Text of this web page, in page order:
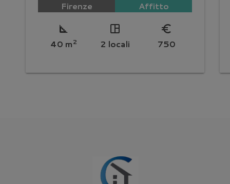
Firenze Affitto
square_foot
40 m2
space_dashboard
2 locali
euro_symbol
750